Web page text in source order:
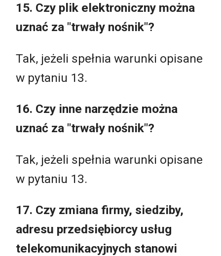
15. Czy plik elektroniczny można
uznać za "trwały nośnik"?
Tak, jeżeli spełnia warunki opisane
w pytaniu 13.
16. Czy inne narzędzie można
uznać za "trwały nośnik"?
Tak, jeżeli spełnia warunki opisane
w pytaniu 13.
17. Czy zmiana firmy, siedziby,
adresu przedsiębiorcy usług
telekomunikacyjnych stanowi